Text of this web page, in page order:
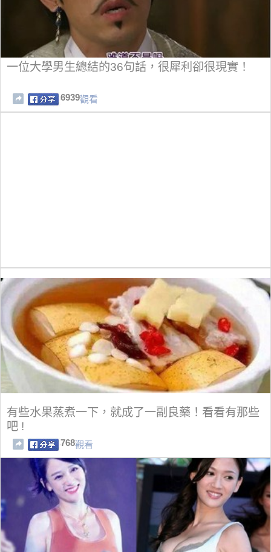
一位大學男生總結的36句話，很犀利卻很現實！
6939觀看
有些水果蒸煮一下，就成了一副良藥！看看有那些
吧 !
768觀看